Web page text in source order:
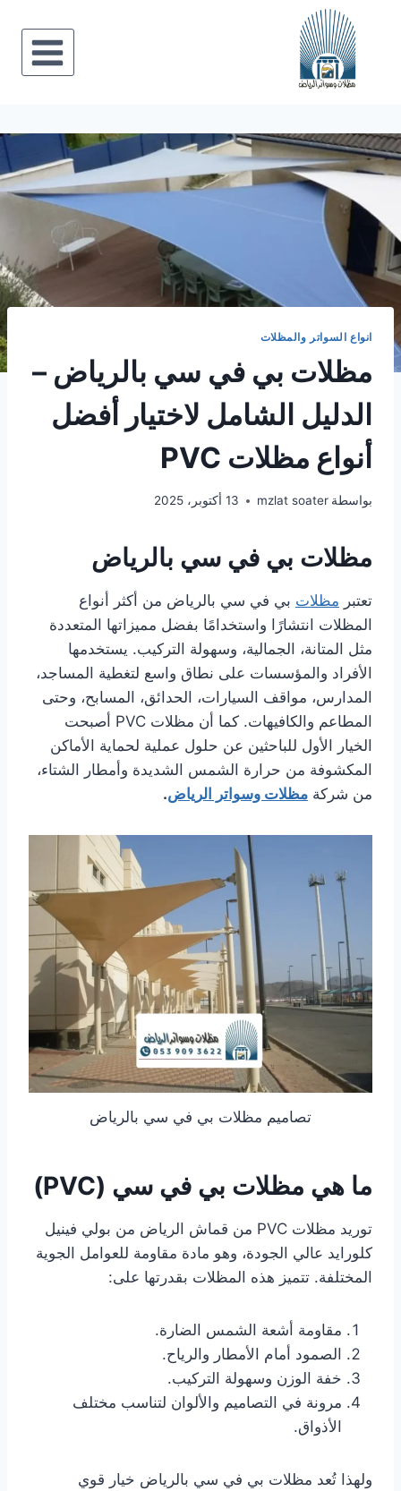
المحتوى
انواع السواتر والمظلات
مظلات بي في سي بالرياض –
الدليل الشامل لاختيار أفضل
أنواع مظلات PVC
بواسطة mzlat soater 13 أكتوبر، 2025
مظلات بي في سي بالرياض
تعتبر مظلات بي في سي بالرياض من أكثر أنواع
المظلات انتشارًا واستخدامًا بفضل مميزاتها المتعددة
مثل المتانة، الجمالية، وسهولة التركيب. يستخدمها
الأفراد والمؤسسات على نطاق واسع لتغطية المساجد،
المدارس، مواقف السيارات، الحدائق، المسابح، وحتى
المطاعم والكافيهات. كما أن مظلات PVC أصبحت
الخيار الأول للباحثين عن حلول عملية لحماية الأماكن
المكشوفة من حرارة الشمس الشديدة وأمطار الشتاء،
من شركة مظلات وسواتر الرياض.
تصاميم مظلات بي في سي بالرياض
ما هي مظلات بي في سي (PVC)
توريد مظلات PVC من قماش الرياض من بولي فينيل
كلورايد عالي الجودة، وهو مادة مقاومة للعوامل الجوية
المختلفة. تتميز هذه المظلات بقدرتها على:
مقاومة أشعة الشمس الضارة.
الصمود أمام الأمطار والرياح.
خفة الوزن وسهولة التركيب.
مرونة في التصاميم والألوان لتناسب مختلف
الأذواق.
ولهذا تُعد مظلات بي في سي بالرياض خيار قوي